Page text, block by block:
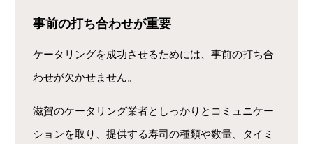
事前の打ち合わせが重要
ケータリングを成功させるためには、事前の打ち合
わせが欠かせません。
滋賀のケータリング業者としっかりとコミュニケー
ションを取り、提供する寿司の種類や数量、タイミ